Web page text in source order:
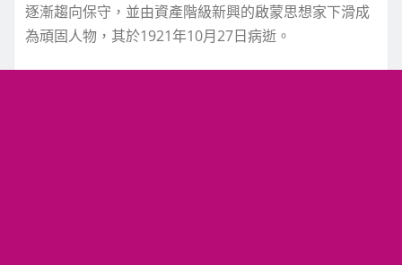
逐漸趨向保守，並由資產階級新興的啟蒙思想家下滑成
為頑固人物，其於1921年10月27日病逝。